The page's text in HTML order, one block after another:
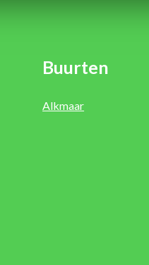
Buurten
Alkmaar